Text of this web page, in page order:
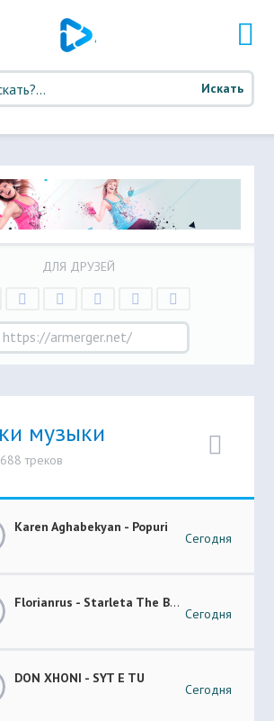
Искать
ДЛЯ ДРУЗЕЙ
музыки
треков
Karen Aghabekyan - Popuri
Сегодня
Florianrus - Starleta The Bar Session
Сегодня
DON XHONI - SYT E TU
Сегодня